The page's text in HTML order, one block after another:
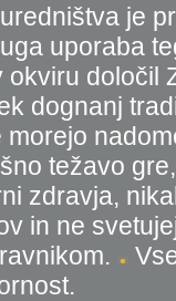
je
uporaba
okviru
dognanj
morejo
težavo
zdravja,
in ne